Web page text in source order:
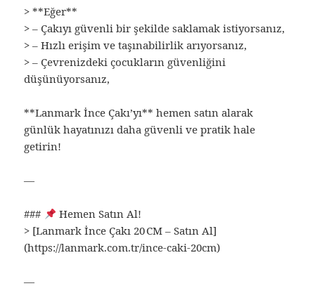
> **Eğer**
> – Çakıyı güvenli bir şekilde saklamak istiyorsanız,
> – Hızlı erişim ve taşınabilirlik arıyorsanız,
> – Çevrenizdeki çocukların güvenliğini
düşünüyorsanız,
**Lanmark İnce Çakı’yı** hemen satın alarak
günlük hayatınızı daha güvenli ve pratik hale
getirin!
—
###
Hemen Satın Al!
> [Lanmark İnce Çakı 20 CM – Satın Al]
(https://lanmark.com.tr/ince-caki-20cm)
—